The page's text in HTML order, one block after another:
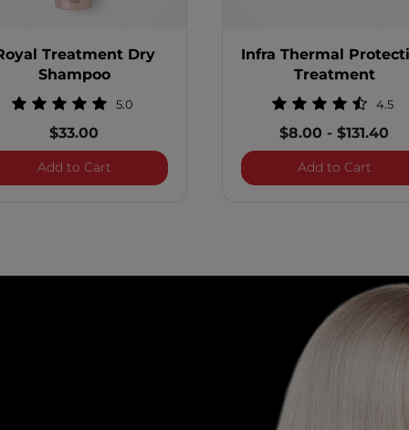
Hair and Scalp Treatment
Treatment Dry
Shampoo
5.0
$33.00
Add to CartRoyal Treatment Dry Shampoo
Infra Thermal
Treatment
4.5
$8.00 -$131.40
Add to CartInfra